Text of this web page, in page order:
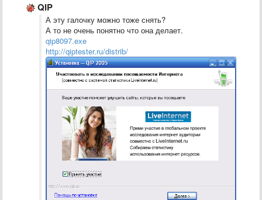
QIP
А эту галочку можно тоже снять?
А то не очень понятно что она делает.
qip8097.exe
http://qiptester.ru/distrib/